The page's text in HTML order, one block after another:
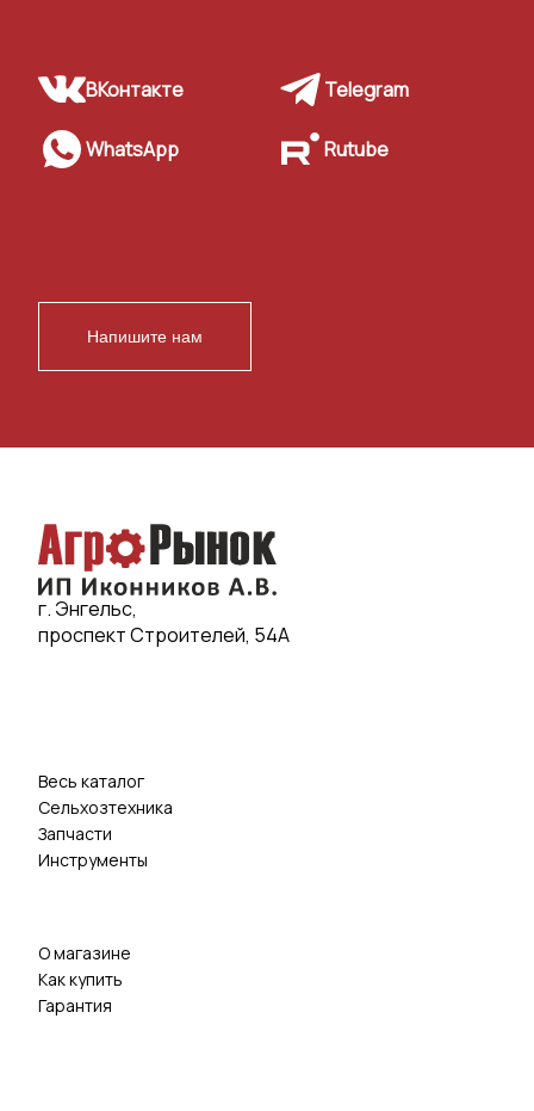
ВКонтакте Telegram
WhatsApp Rutube
Напишите нам
г. Энгельс,
проспект Строителей, 54А
Весь каталог
Сельхозтехника
Запчасти
Инструменты
О магазине
Как купить
Гарантия